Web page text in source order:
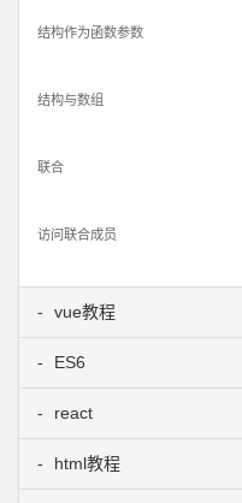
结构作为函数参数
结构与数组
联合
访问联合成员
vue教程
ES6
react
html教程